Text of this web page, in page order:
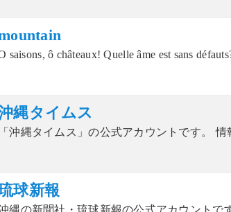
saisons, ô châteaux! Quelle âme est sans
縄タイムス
「沖縄タイムス」の公式アカウントです。
球新報
縄の新聞社・琉球新報の公式アカウント